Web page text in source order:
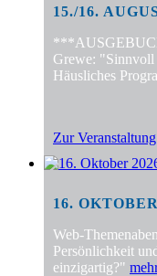
15./16.
Grewe: "Sinnvoll
Häusliches
Zur Veranstaltung
16.
Web-
Persönlichkeit
einzigartig?"